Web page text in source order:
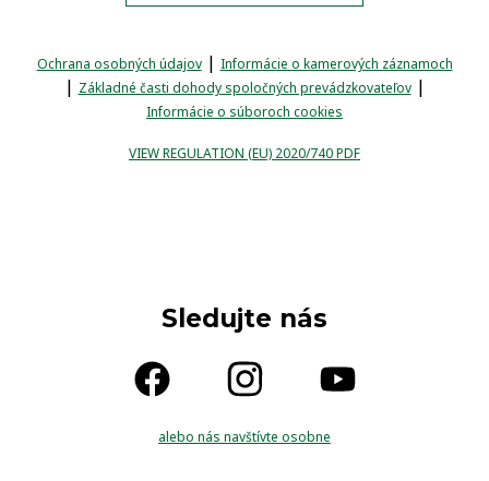
Ochrana osobných údajov| Informácie o kamerových záznamoch
| Základné časti dohody spoločných prevádzkovateľov|
Informácie o súboroch cookies
VIEW REGULATION (EU) 2020/740 PDF
Sledujte nás
alebo nás navštívte osobne